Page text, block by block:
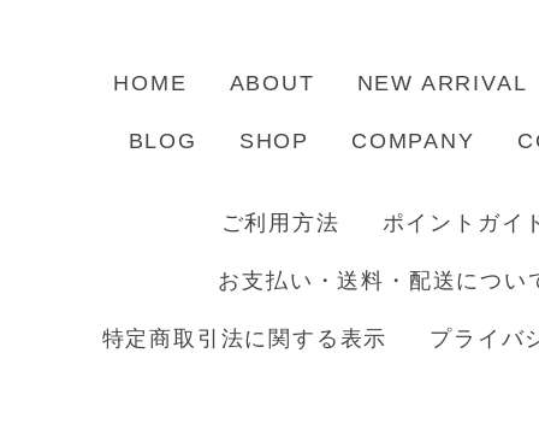
HOME ABOUT NEW ARRIVAL
BLOG SHOP COMPANY
ご利用方法 ポイントガイ
お支払い・送料・配送につい
特定商取引法に関する表示 プライバ